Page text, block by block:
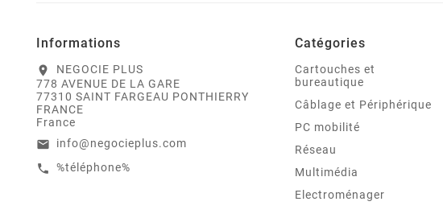
Informations
location_on
NEGOCIE PLUS
778 AVENUE DE LA GARE
77310 SAINT FARGEAU PONTHIERRY
FRANCE
France
email info@negocieplus.com
call %téléphone%
Catégories
Cartouches et
bureautique
Câblage et Périphérique
PC mobilité
Réseau
Multimédia
Electroménager